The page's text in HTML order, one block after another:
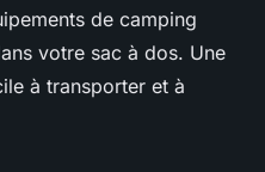
de camping
votre sac à dos. Une
à transporter et à